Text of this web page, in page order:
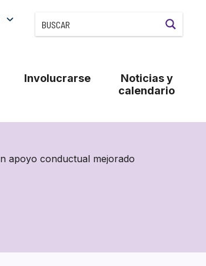
Involucrarse
Noticias y
calendario
apoyo conductual mejorado